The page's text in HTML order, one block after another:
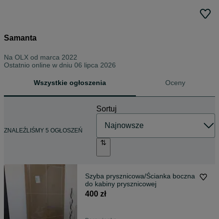
Samanta
Na OLX od marca 2022
Ostatnio online w dniu 06 lipca 2026
Wszystkie ogłoszenia Oceny
ZNALEŹLIŚMY 5 OGŁOSZEŃ
Sortuj
Szyba prysznicowa/Ścianka boczna
do kabiny prysznicowej
400 zł